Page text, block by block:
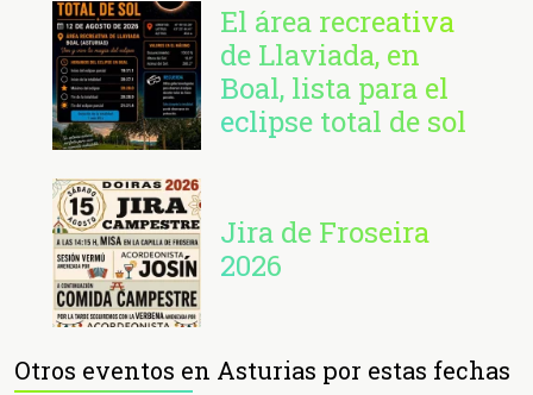
El área recreativa
de Llaviada, en
Boal, lista para el
eclipse total de sol
Jira de Froseira
2026
Otros eventos en Asturias por estas fechas